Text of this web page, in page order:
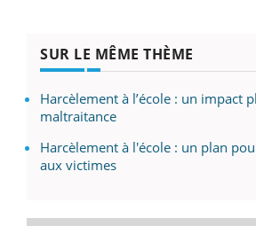
SUR LE MÊME THÈME
Harcèlement à l’école : un impact
maltraitance
Harcèlement à l'école : un plan
aux victimes